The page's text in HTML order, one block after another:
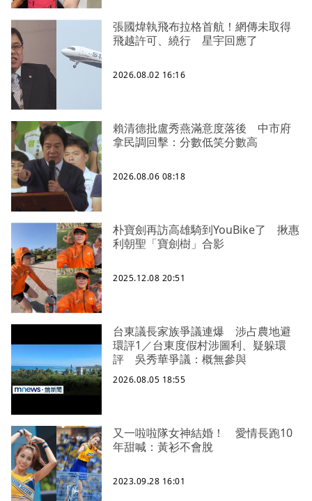
張國煒執飛布拉格首航！網傳未取得
飛越許可、繞行 星宇回應了
2026.08.02 16:16
賴清德批盧秀燕滿意度落後 中市府
拿民調回擊：分數低笑分數高
2026.08.06 08:18
朴寶劍再訪高雄騎到YouBike了 揪惠
利朝聖「寶劍樹」合影
2025.12.08 20:51
台東議長家族爭議連爆 涉占農地避
環評1／台東度假村涉圖利、疑躲環
評 吳秀華爭議：概無參與
2026.08.05 18:55
又一啦啦隊女神結婚！ 愛情長跑10
年甜喊：黃衫不會脫
2023.09.28 16:01